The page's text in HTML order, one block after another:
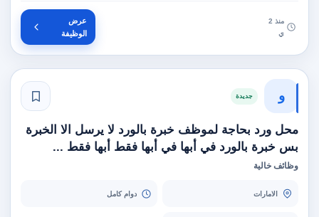
منذ 2
ي
عرض
الوظيفة
و جديدة
محل ورد بحاجة لموظف خبرة بالورد لا يرسل الا الخبرة
بس خبرة بالورد في أبها في أبها فقط أبها فقط ...
وظائف خالية
الامارات دوام كامل